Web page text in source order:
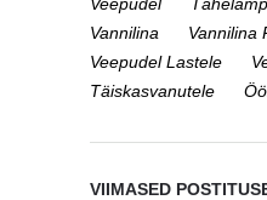
Vannilina
Vannilina
Veepudel Lastele
Täiskasvanutele
VIIMASED